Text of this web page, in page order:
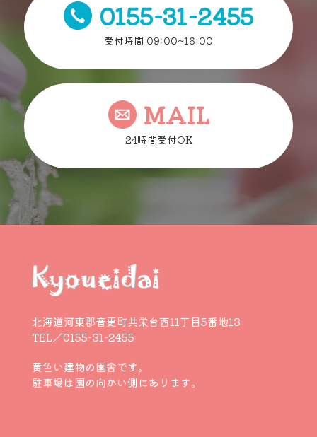
0155-31-2455
受付時間 09:00~16:00
MAIL
24時間受付OK
北海道河東郡音更町共栄台西11丁目5番地13
TEL／0155-31-2455
黄色い建物の園舎です。
駐車場は園の向かい側にあります。